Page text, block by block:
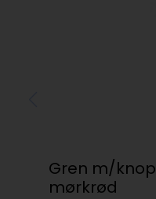
Gren m/
mørkrød